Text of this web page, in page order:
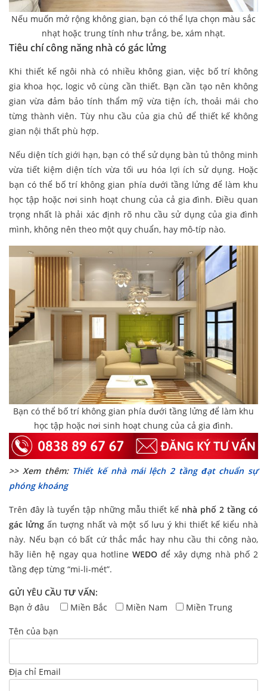
Nếu muốn mở rộng không gian, bạn có thể lựa chọn màu sắc
nhạt hoặc trung tính như trắng, be, xám nhạt.
Tiêu chí công năng nhà có gác lửng
Khi thiết kế ngôi nhà có nhiều không gian, việc bố trí không
gia khoa học, logic vô cùng cần thiết. Bạn cần tạo nên không
gian vừa đảm bảo tính thẩm mỹ vừa tiện ích, thoải mái cho
từng thành viên. Tùy nhu cầu của gia chủ để thiết kế không
gian nội thất phù hợp.
Nếu diện tích giới hạn, bạn có thể sử dụng bàn tủ thông minh
vừa tiết kiệm diện tích vừa tối ưu hóa lợi ích sử dụng. Hoặc
bạn có thể bố trí không gian phía dưới tầng lửng để làm khu
học tập hoặc nơi sinh hoạt chung của cả gia đình. Điều quan
trọng nhất là phải xác định rõ nhu cầu sử dụng của gia đình
mình, không nên theo một quy chuẩn, hay mô-típ nào.
Bạn có thể bố trí không gian phía dưới tầng lửng để làm khu
học tập hoặc nơi sinh hoạt chung của cả gia đình.
>> Xem thêm:Thiết kế nhà mái lệch 2 tầng đạt chuẩn sự
phóng khoáng
Trên đây là tuyển tập những mẫu thiết kế nhà phố 2 tầng có
gác lửngấn tượng nhất và một số lưu ý khi thiết kế kiểu nhà
này. Nếu bạn có bất cứ thắc mắc hay nhu cầu thi công nào,
hãy liên hệ ngay qua hotline WEDO để xây dựng nhà phố 2
tầng đẹp từng “mi-li-mét”.
GỬI YÊU CẦU TƯ VẤN:
Bạn ở đâu
Miền Bắc Miền Nam Miền Trung
Tên của bạn
Địa chỉ Email